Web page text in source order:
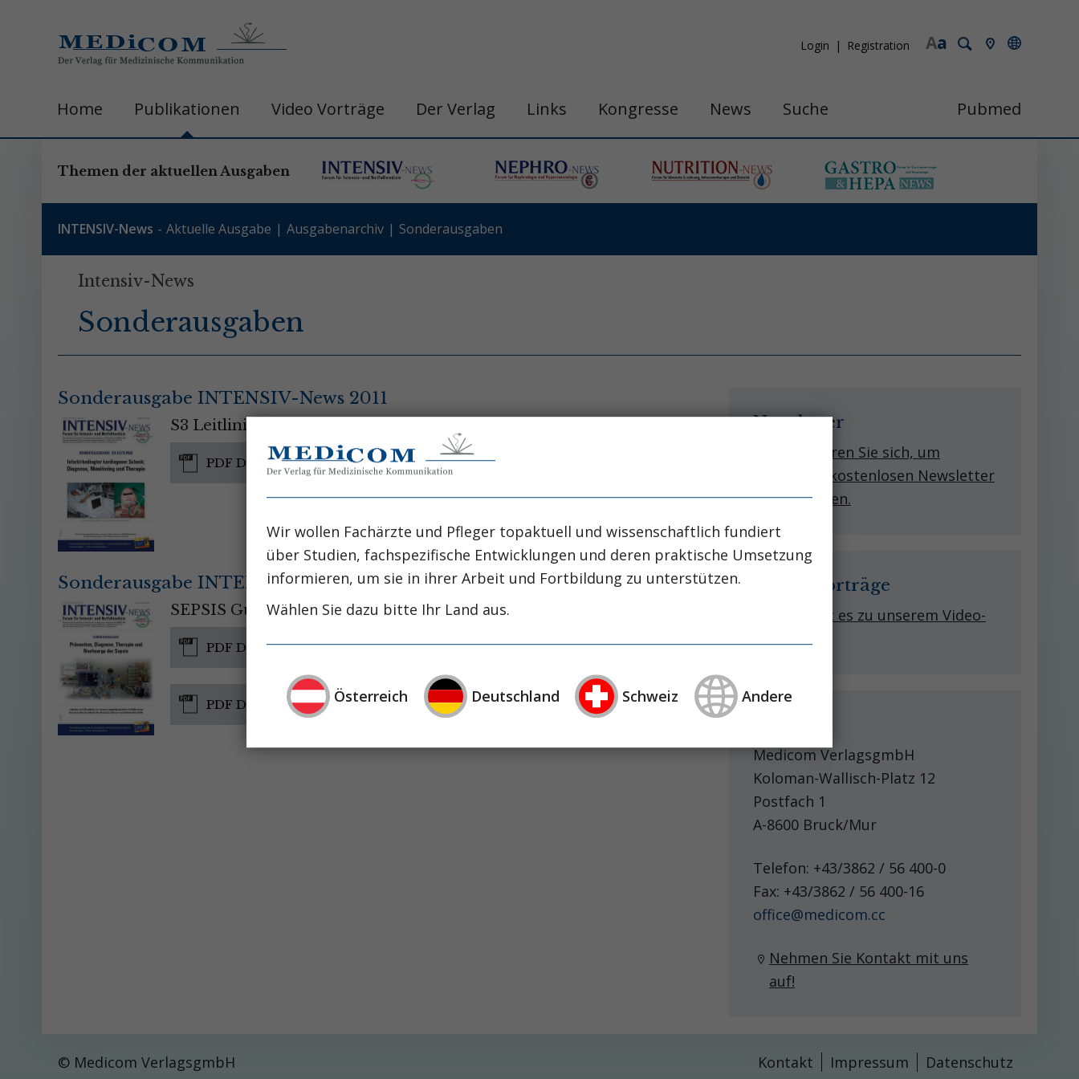
a
A
Login Registration
Home Publikationen Video Vorträge Der Verlag Links Kongresse News Suche Pubmed
Themen der aktuellen Ausgaben
INTENSIV-News Aktuelle Ausgabe Ausgabenarchiv Sonderausgaben
Intensiv-News
Sonderausgaben
Sonderausgabe INTENSIV-News 2011
S3 Leitlinien
PDF Download
Sonderausgabe INTENSIV-News 2010
SEPSIS Guidelines
PDF Download AT
PDF Download DE
Newsletter
Registrieren Sie sich, um
unseren kostenlosen Newsletter
zu erhalten.
Video-Vorträge
Hier geht es zu unserem Video-
Medicom VerlagsgmbH
Koloman-Wallisch-Platz 12
Postfach 1
A-8600 Bruck/Mur
Telefon: +43/3862 / 56 400-0
Fax: +43/3862 / 56 400-16
ffc m d c m cc
Nehmen Sie Kontakt mit uns
auf!
© Medicom VerlagsgmbH Kontakt Impressum Datenschutz
Wir wollen Fachärzte und Pfleger topaktuell und wissenschaftlich fundiert
über Studien, fachspezifische Entwicklungen und deren praktische Umsetzung
informieren, um sie in ihrer Arbeit und Fortbildung zu unterstützen.
Wählen Sie dazu bitte Ihr Land aus.
Österreich Deutschland Schweiz Andere